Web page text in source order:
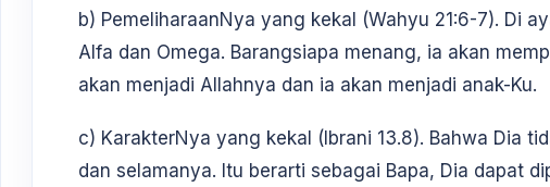
b) PemeliharaanNya yang kekal (Wahyu 21:6-7). Di
Alfa dan Omega. Barangsiapa menang, ia akan
akan menjadi Allahnya dan ia akan menjadi anak-Ku.
c) KarakterNya yang kekal (Ibrani 13.8). Bahwa Dia
dan selamanya. Itu berarti sebagai Bapa, Dia dapat